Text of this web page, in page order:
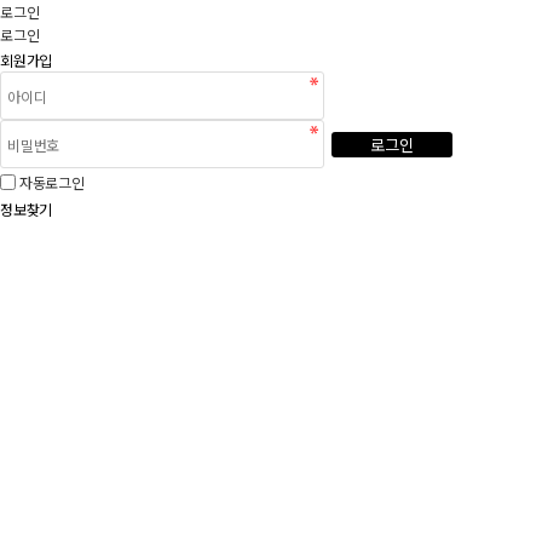
로그인
로그인
회원가입
로그인
자동로그인
정보찾기